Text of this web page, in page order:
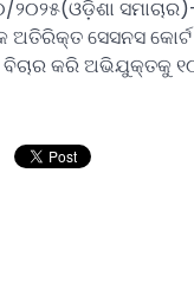
୨୦୨୫(ଓଡ଼ିଶା
ସେସନସ କୋର୍ଟ
ବିଚାର କରି ଅଭିଯୁକ୍ତକୁ